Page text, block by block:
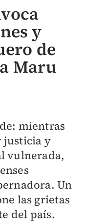
y
de
Maru
mientras
justicia y
vulnerada,
Un
las grietas
del país.